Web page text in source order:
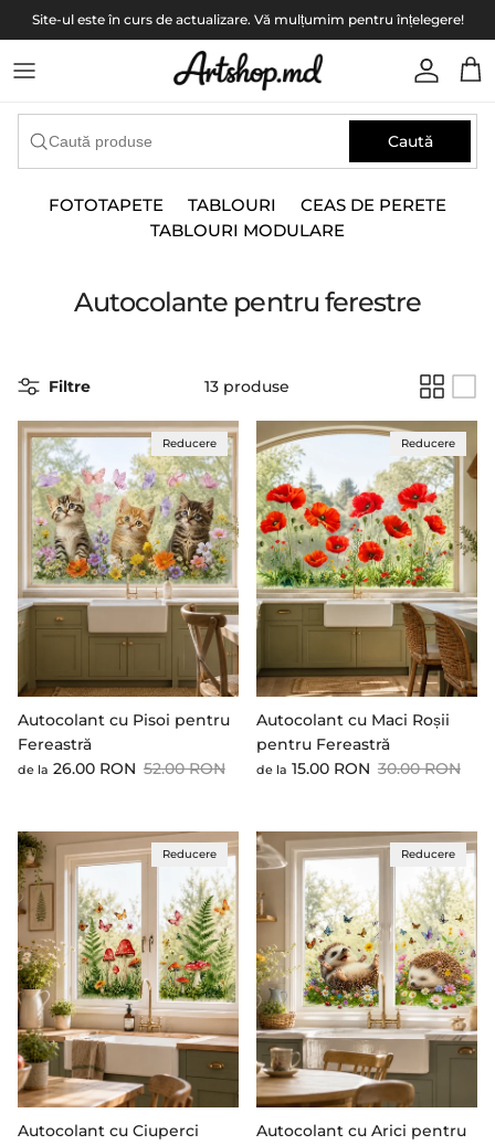
Translation missing: ro.accessibility.skip_to_content
Site-ul este în curs de actualizare. Vă mulțumim pentru înțelegere!
Caută
FOTOTAPETE TABLOURI
CEAS DE PERETE
TABLOURI MODULARE
Autocolante pentru ferestre
Filtre 13 produse
Reducere
Autocolant cu Pisoi pentru
Fereastră
Preț cu reducere
de la 26.00 RON Preț standard
52.00 RON
Reducere
Autocolant cu Maci Roșii
pentru Fereastră
Preț cu reducere
de la 15.00 RON Preț standard
30.00 RON
Reducere
Autocolant cu Ciuperci
Reducere
Autocolant cu Arici pentru